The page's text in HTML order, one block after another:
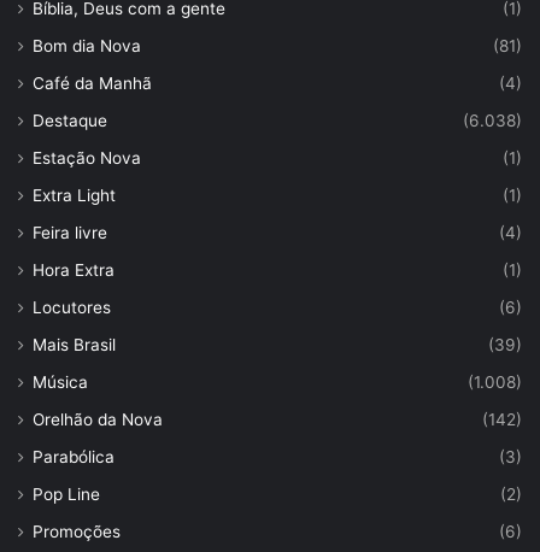
Bíblia, Deus com a gente
(1)
Bom dia Nova
(81)
Café da Manhã
(4)
Destaque
(6.038)
Estação Nova
(1)
Extra Light
(1)
Feira livre
(4)
Hora Extra
(1)
Locutores
(6)
Mais Brasil
(39)
Música
(1.008)
Orelhão da Nova
(142)
Parabólica
(3)
Pop Line
(2)
Promoções
(6)